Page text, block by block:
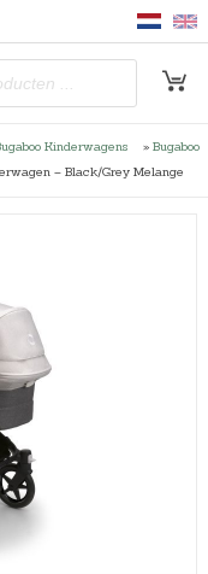
Kinderwagens » Bugaboo
– Black/Grey Melange